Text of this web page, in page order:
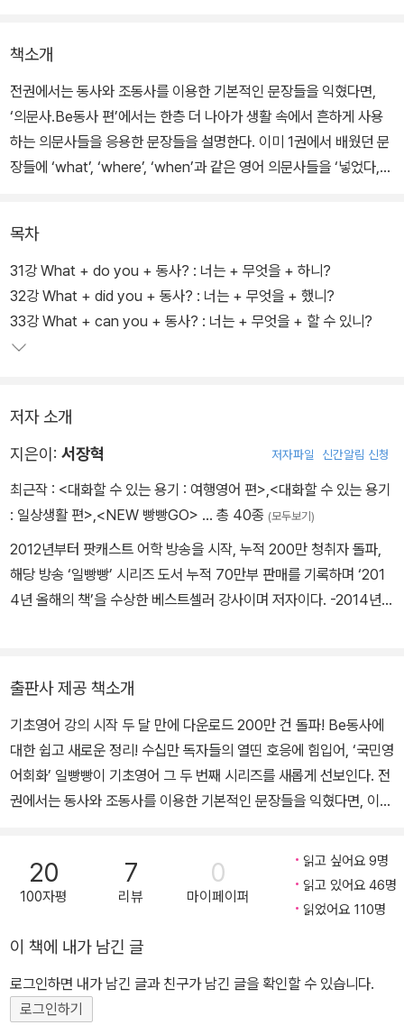
책소개
전권에서는 동사와 조동사를 이용한 기본적인 문장들을 익혔다면,
‘의문사.Be동사 편’에서는 한층 더 나아가 생활 속에서 흔하게 사용
하는 의문사들을 응용한 문장들을 설명한다. 이미 1권에서 배웠던 문
장들에 ‘what’, ‘where’, ‘when’과 같은 영어 의문사들을 ‘넣었다,
목차
31강 What + do you + 동사? : 너는 + 무엇을 + 하니?
32강 What + did you + 동사? : 너는 + 무엇을 + 했니?
33강 What + can you + 동사? : 너는 + 무엇을 + 할 수 있니?
저자 소개
지은이: 서장혁 저자파일 신간알림 신청
최근작 : <대화할 수 있는 용기 : 여행영어 편>,<대화할 수 있는 용기
: 일상생활 편>,<NEW 빵빵GO> … 총 40종 (모두보기)
2012년부터 팟캐스트 어학 방송을 시작, 누적 200만 청취자 돌파,
해당 방송 ‘일빵빵’ 시리즈 도서 누적 70만부 판매를 기록하며 ‘201
4년 올해의 책’을 수상한 베스트셀러 강사이며 저자이다. -2014년
를 이용한 회화학습법’ 국가 특허 승인
출판사 제공 책소개
기초영어 강의 시작 두 달 만에 다운로드 200만 건 돌파! Be동사에
대한 쉽고 새로운 정리! 수십만 독자들의 열띤 호응에 힘입어, ‘국민영
어회화’ 일빵빵이 기초영어 그 두 번째 시리즈를 새롭게 선보인다. 전
권에서는 동사와 조동사를 이용한 기본적인 문장들을 익혔다면, 이번
편’에서는 한층 더 나아가 생활 속에서 흔하게 사용하는 의문사들을
응용한 문장들을 설명한다. 이미 1권에서 배웠던 문장들에 ‘what’,
‘where’, ‘when’과 같은 영어 의문사들을 ‘넣었다, 뺐다’ 하는 것만
연습할 수 있다. 가장 기본적인 Be동사와 여러 가지 형용사, 명사들
을 조합하여 만들 수 있는, 간단하면서도 유용한 표현들도 함께 공부
해볼 수 있다. 아울러, 일상생활에서 많이 사용하게 되는 사람의 상황
20
100자평
7
리뷰
0
마이페이퍼
읽고 싶어요 9명
읽고 있어요 46명
읽었어요 110명
이 책에 내가 남긴 글
로그인하면 내가 남긴 글과 친구가 남긴 글을 확인할 수 있습니다.
로그인하기